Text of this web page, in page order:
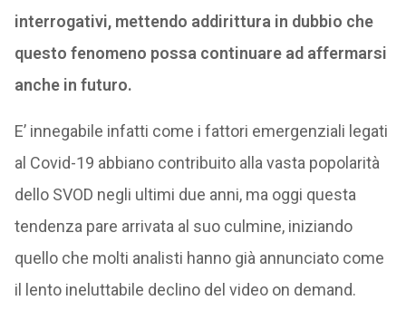
interrogativi, mettendo addirittura in dubbio che
questo fenomeno possa continuare ad affermarsi
anche in futuro.
E’ innegabile infatti come i fattori emergenziali legati
al Covid-19 abbiano contribuito alla vasta popolarità
dello SVOD negli ultimi due anni, ma oggi questa
tendenza pare arrivata al suo culmine, iniziando
quello che molti analisti hanno già annunciato come
il lento ineluttabile declino del video on demand.